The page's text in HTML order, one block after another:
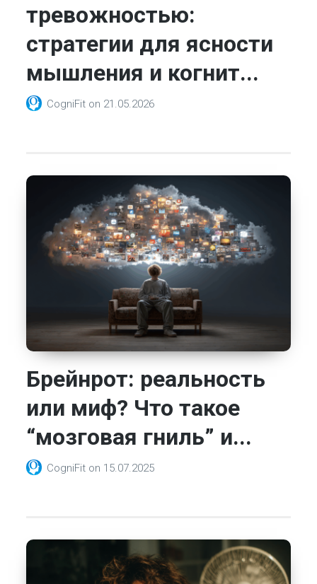
тревожностью:
стратегии для ясности
мышления и когнит...
CogniFit on 21.05.2026
Брейнрот: реальность
или миф? Что такое
“мозговая гниль” и...
CogniFit on 15.07.2025